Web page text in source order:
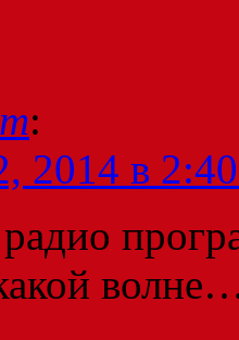
:
2014 в
радио